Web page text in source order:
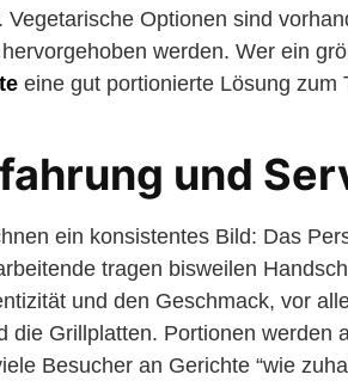
Vegetarische Optionen sind
werden. Wer ein
eine gut portionierte Lösung zum
und
ein konsistentes Bild: Das
tragen bisweilen
und den Geschmack, vor
die Grillplatten. Portionen werden
Besucher an Gerichte “wie